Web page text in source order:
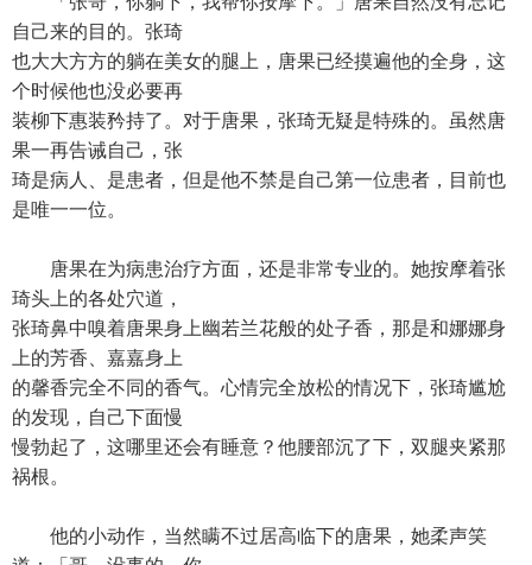
自己来的目的。张琦
也大大方方的躺在美女的腿上，唐果已经摸遍他的全身，这
个时候他也没必要再
装柳下惠装矜持了。对于唐果，张琦无疑是特殊的。虽然唐
果一再告诫自己，张
琦是病人、是患者，但是他不禁是自己第一位患者，目前也
是唯一一位。
唐果在为病患治疗方面，还是非常专业的。她按摩着张
琦头上的各处穴道，
张琦鼻中嗅着唐果身上幽若兰花般的处子香，那是和娜娜身
上的芳香、嘉嘉身上
的馨香完全不同的香气。心情完全放松的情况下，张琦尴尬
的发现，自己下面慢
慢勃起了，这哪里还会有睡意？他腰部沉了下，双腿夹紧那
祸根。
他的小动作，当然瞒不过居高临下的唐果，她柔声笑